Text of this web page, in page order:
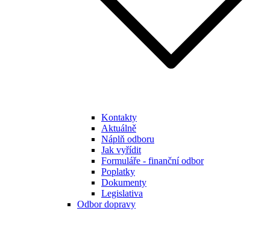
Kontakty
Aktuálně
Náplň odboru
Jak vyřídit
Formuláře - finanční odbor
Poplatky
Dokumenty
Legislativa
Odbor dopravy